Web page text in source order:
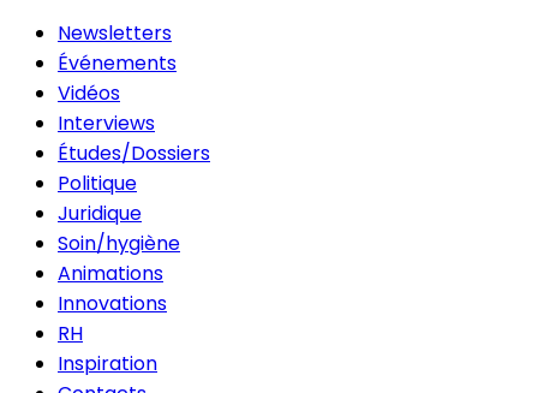
Newsletters
Événements
Vidéos
Interviews
Études/Dossiers
Politique
Juridique
Soin/hygiène
Animations
Innovations
RH
Inspiration